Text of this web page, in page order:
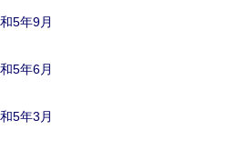
5年9月
5年6月
5年3月